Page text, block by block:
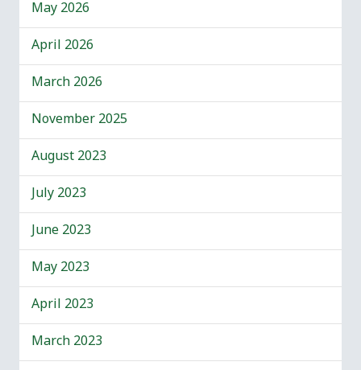
May 2026
April 2026
March 2026
November 2025
August 2023
July 2023
June 2023
May 2023
April 2023
March 2023